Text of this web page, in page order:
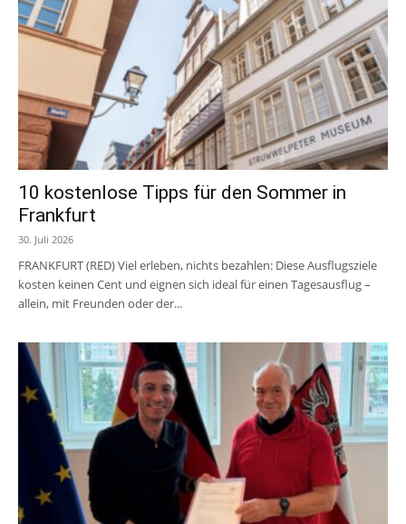
10 kostenlose Tipps für den Sommer in
Frankfurt
30. Juli 2026
FRANKFURT (RED) Viel erleben, nichts bezahlen: Diese Ausflugsziele
kosten keinen Cent und eignen sich ideal für einen Tagesausflug –
allein, mit Freunden oder der...